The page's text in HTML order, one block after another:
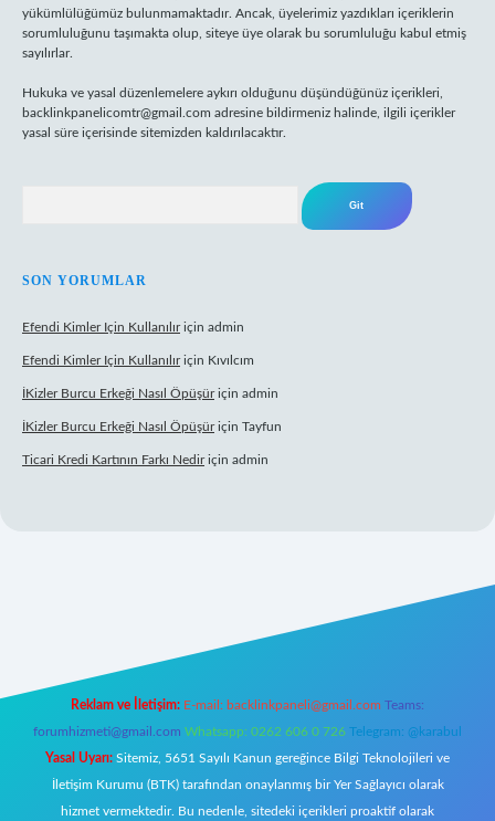
yükümlülüğümüz bulunmamaktadır. Ancak, üyelerimiz yazdıkları içeriklerin
sorumluluğunu taşımakta olup, siteye üye olarak bu sorumluluğu kabul etmiş
sayılırlar.
Hukuka ve yasal düzenlemelere aykırı olduğunu düşündüğünüz içerikleri,
backlinkpanelicomtr@gmail.com adresine bildirmeniz halinde, ilgili içerikler
yasal süre içerisinde sitemizden kaldırılacaktır.
SON YORUMLAR
Efendi Kimler Için Kullanılıriçin admin
Efendi Kimler Için Kullanılıriçin Kıvılcım
İKizler Burcu Erkeği Nasıl Öpüşüriçin admin
İKizler Burcu Erkeği Nasıl Öpüşüriçin Tayfun
Ticari Kredi Kartının Farkı Nediriçin admin
Reklam ve İletişim: E-mail: backlinkpaneli@gmail.com Teams:
forumhizmeti@gmail.com Whatsapp: 0262 606 0 726 Telegram: @karabul
Yasal Uyarı: Sitemiz, 5651 Sayılı Kanun gereğince Bilgi Teknolojileri ve
İletişim Kurumu (BTK) tarafından onaylanmış bir Yer Sağlayıcı olarak
hizmet vermektedir. Bu nedenle, sitedeki içerikleri proaktif olarak